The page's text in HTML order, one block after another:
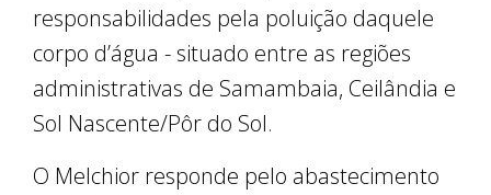
responsabilidades pela poluição daquele
corpo d’água - situado entre as regiões
administrativas de Samambaia, Ceilândia e
Sol Nascente/Pôr do Sol.
O Melchior responde pelo abastecimento